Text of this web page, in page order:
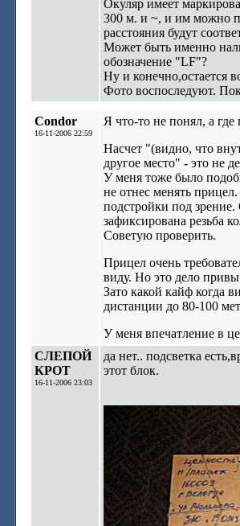
Окуляр имеет
300 м. и ~, и им можно
расстояния будут
Может быть именно
обозначение "LF"?
Ну и конечно,остается
Фото воспоследуют.
Сondor
16-11-2006 22:59
Я что-то не понял, а
Насчет "(видно, что
другое место" - это не
У меня тоже было
не отнес менять
подстройки под
зафиксирована резьба
Советую проверить.
Прицел очень
виду. Но это дело
Зато какой кайф когда
дистанции до 80-100
У меня впечатление в
СЛЕПОЙ
КРОТ
16-11-2006 23:03
да нет.. подсветка
этот блок.